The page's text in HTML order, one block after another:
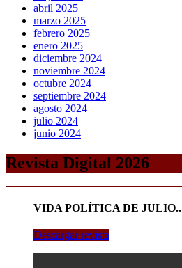
abril 2025
marzo 2025
febrero 2025
enero 2025
diciembre 2024
noviembre 2024
octubre 2024
septiembre 2024
agosto 2024
julio 2024
junio 2024
Revista Digital 2026
VIDA POLÍTICA DE JULIO..
Descargar revista